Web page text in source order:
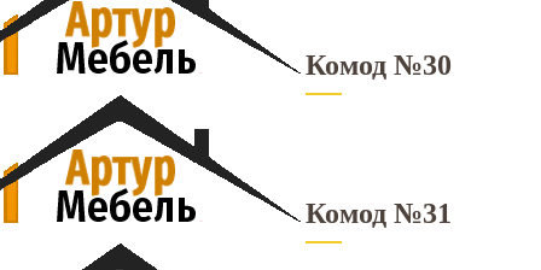
Комод №30
Комод №31